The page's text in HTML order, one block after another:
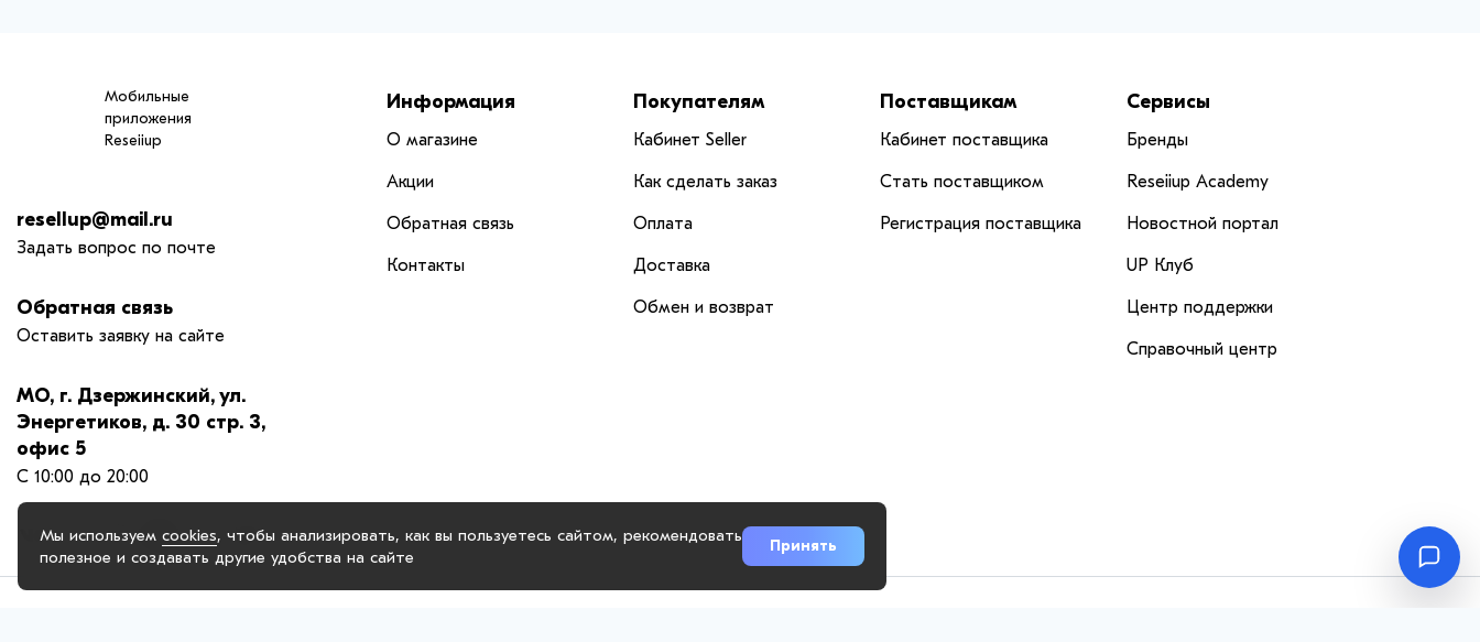
Мобильные
приложения
Reseiiup
resellup@mail.ru
Задать вопрос по почте
Обратная связь
Оставить заявку на сайте
МО, г. Дзержинский, ул.
Энергетиков, д. 30 стр. 3,
офис 5
С 10:00 до 20:00
Информация
О магазине
Акции
Обратная связь
Контакты
Покупателям
Кабинет Seller
Как сделать заказ
Оплата
Доставка
Обмен и возврат
Поставщикам
Кабинет поставщика
Стать поставщиком
Регистрация поставщика
Сервисы
Бренды
Reseiiup Аcademy
Новостной портал
UP Клуб
Центр поддержки
Справочный центр
Перейти
Мы используем cookies, чтобы анализировать, как вы пользуетесь сайтом, рекомендовать
полезное и создавать другие удобства на сайте
Принять